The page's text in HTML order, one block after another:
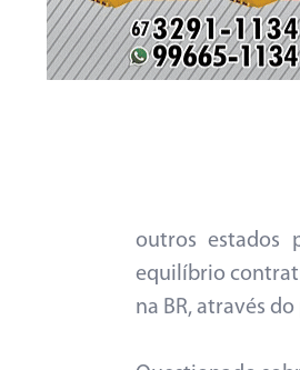
outros estados
equilíbrio
na BR, através